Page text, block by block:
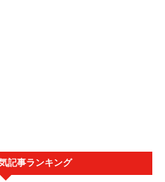
記事ランキング